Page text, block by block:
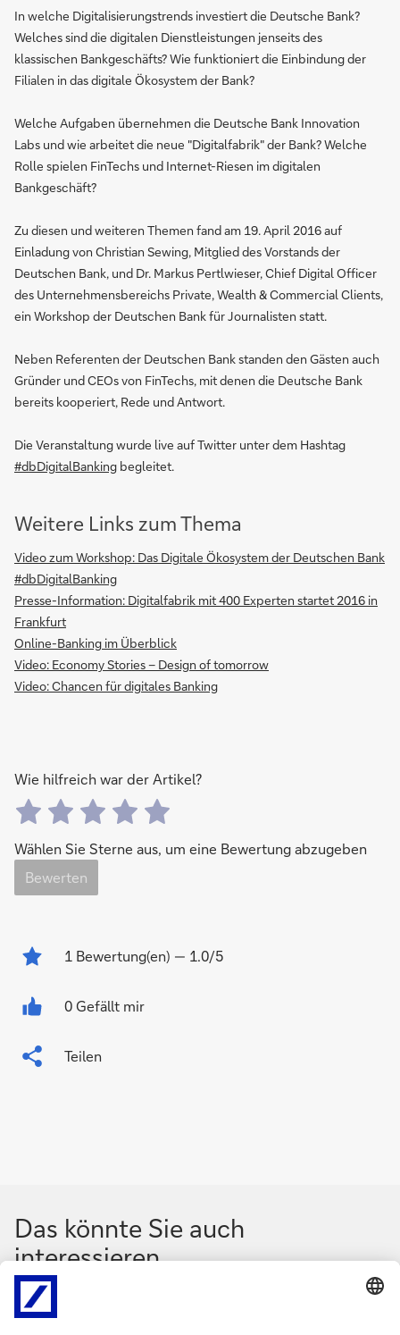
In welche Digitalisierungstrends investiert die Deutsche Bank?
Welches sind die digitalen Dienstleistungen jenseits des
klassischen Bankgeschäfts? Wie funktioniert die Einbindung der
Filialen in das digitale Ökosystem der Bank?
Welche Aufgaben übernehmen die Deutsche Bank Innovation
Labs und wie arbeitet die neue "Digitalfabrik" der Bank? Welche
Rolle spielen FinTechs und Internet-Riesen im digitalen
Bankgeschäft?
Zu diesen und weiteren Themen fand am 19. April 2016 auf
Einladung von Christian Sewing, Mitglied des Vorstands der
Deutschen Bank, und Dr. Markus Pertlwieser, Chief Digital Officer
des Unternehmensbereichs Private, Wealth & Commercial Clients,
ein Workshop der Deutschen Bank für Journalisten statt.
Neben Referenten der Deutschen Bank standen den Gästen auch
Gründer und CEOs von FinTechs, mit denen die Deutsche Bank
bereits kooperiert, Rede und Antwort.
Die Veranstaltung wurde live auf Twitter unter dem Hashtag
#dbDigitalBanking begleitet.
Weitere Links zum Thema
Video zum Workshop: Das Digitale Ökosystem der Deutschen Bank
#dbDigitalBanking
Presse-Information: Digitalfabrik mit 400 Experten startet 2016 in
Frankfurt
Online-Banking im Überblick
Video: Economy Stories – Design of tomorrow
Video: Chancen für digitales Banking
Wie hilfreich war der Artikel?
Wählen Sie Sterne aus, um eine Bewertung abzugeben
Bewerten
1 Bewertung(en) — 1.0/5
0 Gefällt mir
Teilen
Das könnte Sie auch
interessieren